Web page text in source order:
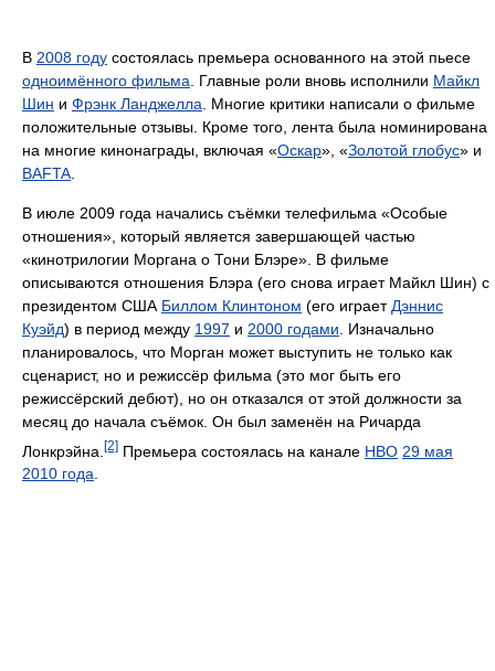
В 2008 году состоялась премьера основанного на этой пьесе
одноимённого фильма . Главные роли вновь исполнили Майкл
Шин и Фрэнк Ланджелла . Многие критики написали о фильме
положительные отзывы. Кроме того, лента была номинирована
на многие кинонаграды, включая «Оскар», «Золотой глобус» и
BAFTA
В июле 2009 года начались съёмки телефильма «Особые
отношения», который является завершающей частью
«кинотрилогии Моргана о Тони Блэре». В фильме
описываются отношения Блэра (его снова играет Майкл Шин) с
президентом США Биллом Клинтоном (его играет Дэннис
Куэйд) в период между 1997 и 2000 годами . Изначально
планировалось, что Морган может выступить не только как
сценарист, но и режиссёр фильма (это мог быть его
режиссёрский дебют), но он отказался от этой должности за
месяц до начала съёмок. Он был заменён на Ричарда
Лонкрэйна. [2] Премьера состоялась на канале HBO 29 мая
2010 года.